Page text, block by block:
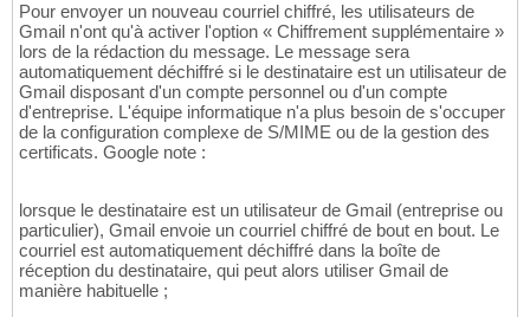
Pour envoyer un nouveau courriel chiffré, les utilisateurs de
Gmail n'ont qu'à activer l'option « Chiffrement supplémentaire »
lors de la rédaction du message. Le message sera
automatiquement déchiffré si le destinataire est un utilisateur de
Gmail disposant d'un compte personnel ou d'un compte
d'entreprise. L'équipe informatique n'a plus besoin de s'occuper
de la configuration complexe de S/MIME ou de la gestion des
certificats. Google note :
lorsque le destinataire est un utilisateur de Gmail (entreprise ou
particulier), Gmail envoie un courriel chiffré de bout en bout. Le
courriel est automatiquement déchiffré dans la boîte de
réception du destinataire, qui peut alors utiliser Gmail de
manière habituelle ;